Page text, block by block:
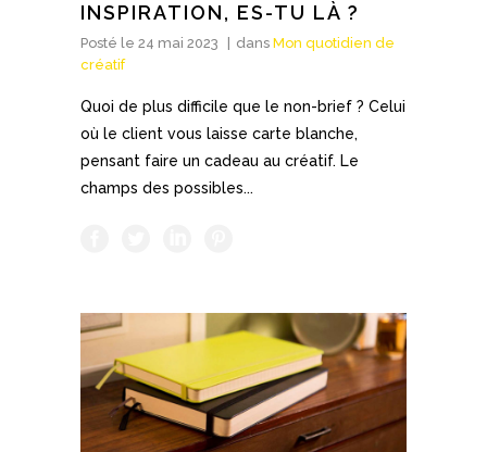
INSPIRATION, ES-TU LÀ ?
Posté le 24 mai 2023 dans Mon quotidien de
créatif
Quoi de plus difficile que le non-brief ? Celui
où le client vous laisse carte blanche,
pensant faire un cadeau au créatif. Le
champs des possibles...